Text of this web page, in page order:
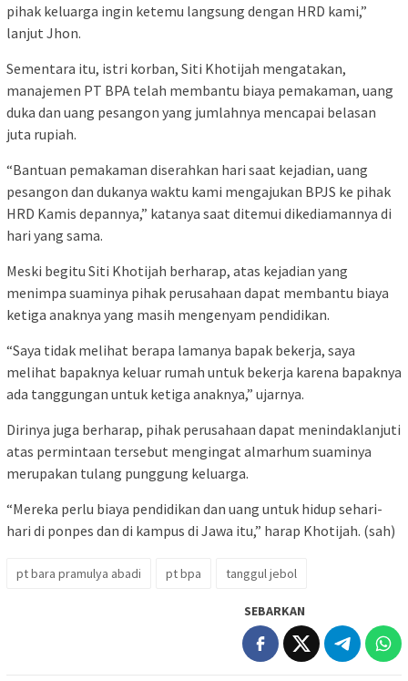
pihak keluarga ingin ketemu langsung dengan HRD kami,”
lanjut Jhon.
Sementara itu, istri korban, Siti Khotijah mengatakan,
manajemen PT BPA telah membantu biaya pemakaman, uang
duka dan uang pesangon yang jumlahnya mencapai belasan
juta rupiah.
“Bantuan pemakaman diserahkan hari saat kejadian, uang
pesangon dan dukanya waktu kami mengajukan BPJS ke pihak
HRD Kamis depannya,” katanya saat ditemui dikediamannya di
hari yang sama.
Meski begitu Siti Khotijah berharap, atas kejadian yang
menimpa suaminya pihak perusahaan dapat membantu biaya
ketiga anaknya yang masih mengenyam pendidikan.
“Saya tidak melihat berapa lamanya bapak bekerja, saya
melihat bapaknya keluar rumah untuk bekerja karena bapaknya
ada tanggungan untuk ketiga anaknya,” ujarnya.
Dirinya juga berharap, pihak perusahaan dapat menindaklanjuti
atas permintaan tersebut mengingat almarhum suaminya
merupakan tulang punggung keluarga.
“Mereka perlu biaya pendidikan dan uang untuk hidup sehari-
hari di ponpes dan di kampus di Jawa itu,” harap Khotijah. (sah)
pt bara pramulya abadi pt bpa tanggul jebol
SEBARKAN